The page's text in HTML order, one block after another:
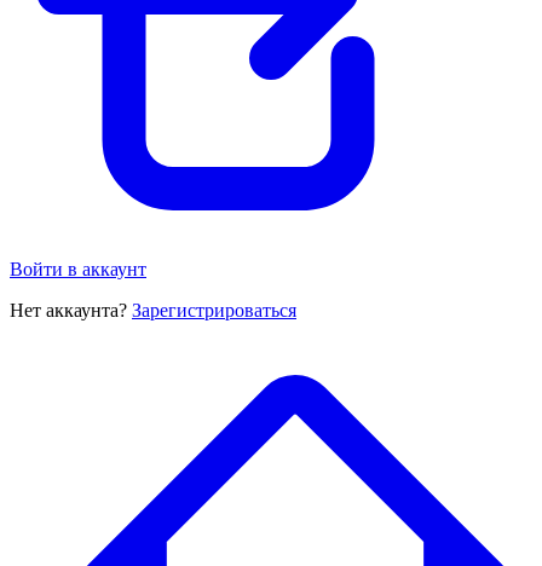
Войти в аккаунт
Нет аккаунта? Зарегистрироваться